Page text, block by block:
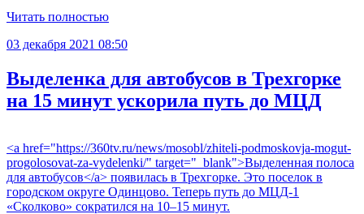
Читать полностью
03 декабря 2021 08:50
Выделенка для автобусов в Трехгорке
на 15 минут ускорила путь до МЦД
<a href="https://360tv.ru/news/mosobl/zhiteli-podmoskovja-mogut-
progolosovat-za-vydelenki/" target="_blank">Выделенная полоса
для автобусов</a> появилась в Трехгорке. Это поселок в
городском округе Одинцово. Теперь путь до МЦД-1
«Сколково» сократился на 10–15 минут.